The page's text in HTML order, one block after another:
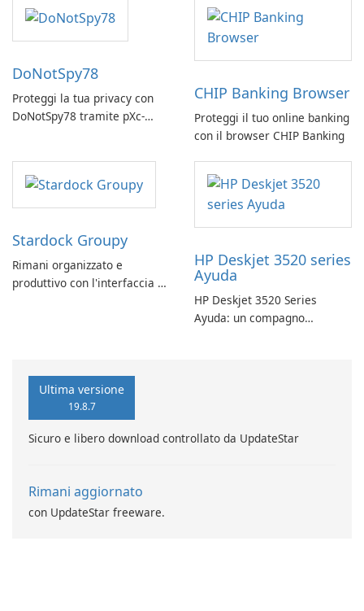
DoNotSpy78
Proteggi la tua privacy con
DoNotSpy78 tramite pXc-
CHIP Banking Browser
Proteggi il tuo online banking
con il browser CHIP Banking
Stardock Groupy
Rimani organizzato e
produttivo con l'interfaccia a
HP Deskjet 3520 series
Ayuda
HP Deskjet 3520 Series
Ayuda: un compagno
Ultima versione
19.8.7
Sicuro e libero download controllato da UpdateStar
Rimani aggiornato
con UpdateStar freeware.